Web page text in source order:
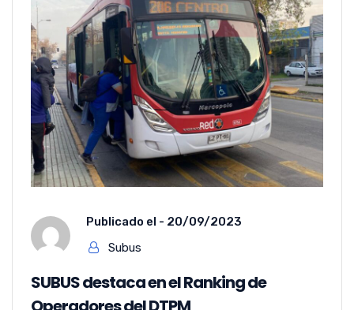
Publicado el - 20/09/2023
Subus
SUBUS destaca en el Ranking de